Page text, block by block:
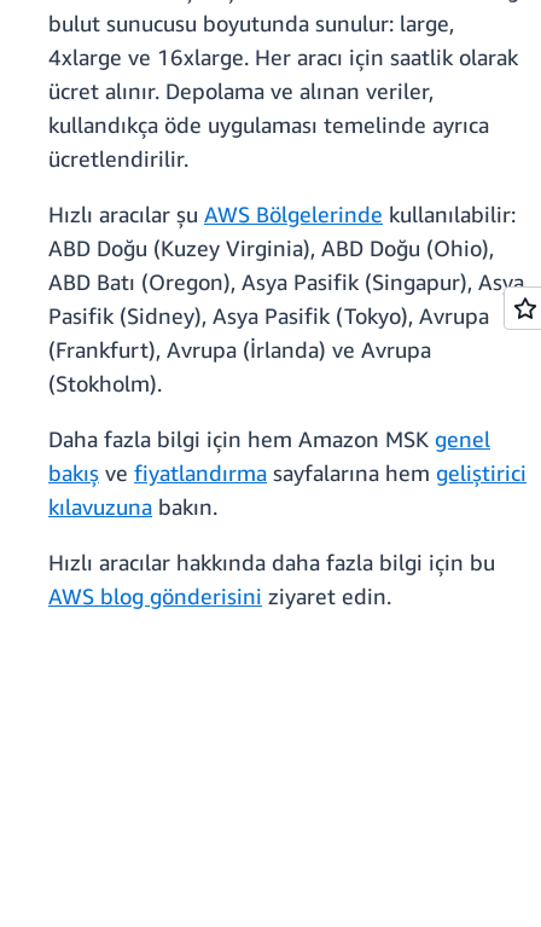
bulut sunucusu boyutunda sunulur: large,
4xlarge ve 16xlarge. Her aracı için saatlik olarak
ücret alınır. Depolama ve alınan veriler,
kullandıkça öde uygulaması temelinde ayrıca
ücretlendirilir.
Hızlı aracılar şu AWS Bölgelerinde kullanılabilir:
ABD Doğu (Kuzey Virginia), ABD Doğu (Ohio),
ABD Batı (Oregon), Asya Pasifik (Singapur), Asya
Pasifik (Sidney), Asya Pasifik (Tokyo), Avrupa
(Frankfurt), Avrupa (İrlanda) ve Avrupa
(Stokholm).
Daha fazla bilgi için hem Amazon MSK genel
bakış ve fiyatlandırma sayfalarına hem geliştirici
kılavuzuna bakın.
Hızlı aracılar hakkında daha fazla bilgi için bu
AWS blog gönderisini ziyaret edin.